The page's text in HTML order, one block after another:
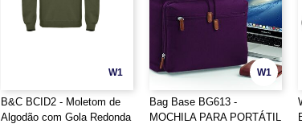
W1
B&C BCID2 - Moletom de
Algodão com Gola Redonda
W1
Bag Base BG613 -
MOCHILA PARA PORTÁTIL